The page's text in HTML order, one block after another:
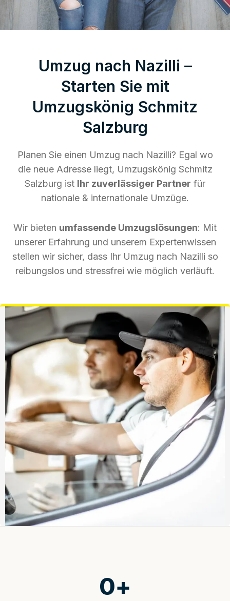
Umzug nach Nazilli –
Starten Sie mit
Umzugskönig Schmitz
Salzburg
Planen Sie einen Umzug nach Nazilli? Egal wo
die neue Adresse liegt, Umzugskönig Schmitz
Salzburg ist Ihr zuverlässiger Partner für
nationale & internationale Umzüge.
Wir bieten umfassende Umzugslösungen: Mit
unserer Erfahrung und unserem Expertenwissen
stellen wir sicher, dass Ihr Umzug nach Nazilli so
reibungslos und stressfrei wie möglich verläuft.
0+